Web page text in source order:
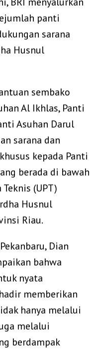
panti
sarana
Husnul
sembako
Al Ikhlas, Panti
Asuhan Darul
sarana dan
kepada Panti
berada di bawah
(UPT)
Husnul
Riau.
Dian
bahwa
nyata
memberikan
hanya melalui
melalui
berdampak